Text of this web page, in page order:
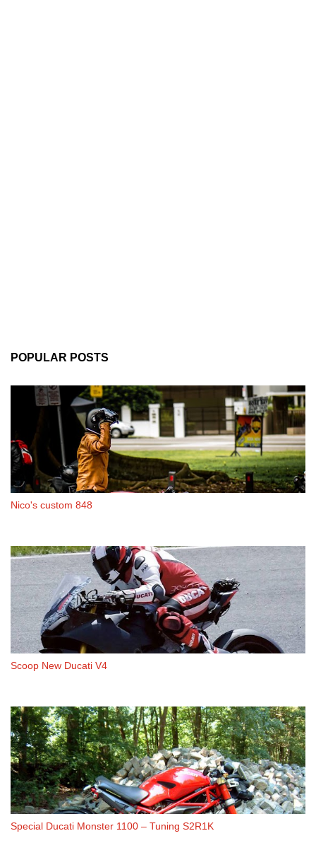
POPULAR POSTS
Nico's custom 848
Scoop New Ducati V4
Special Ducati Monster 1100 – Tuning S2R1K